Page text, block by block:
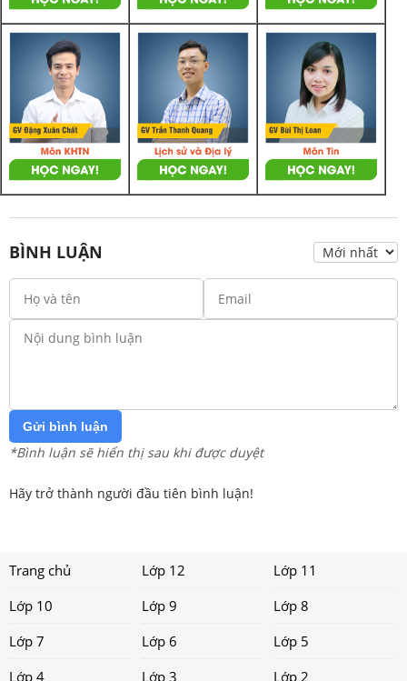
BÌNH LUẬN
Gửi bình luận
*Bình luận sẽ hiển thị sau khi được duyệt
Hãy trở thành người đầu tiên bình luận!
Trang chủ Lớp 12
Lớp 11
Lớp 10
Lớp 9
Lớp 8
Lớp 7
Lớp 6
Lớp 5
Lớp 4
Lớp 3 Lớp 2